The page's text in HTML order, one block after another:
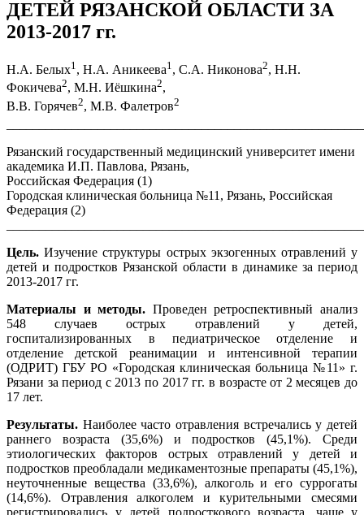
ДЕТЕЙ РЯЗАНСКОЙ ОБЛАСТИ ЗА
2013-2017 гг.
Н.А. Белых1, Н.А. Аникеева1, С.А. Никонова2, Н.Н.
Фокичева2, М.Н. Иёшкина2,
В.В. Горячев2, М.В. Фалетров2
Рязанский государственный медицинский университет имени
академика И.П. Павлова, Рязань,
Российская Федерация (1)
Городская клиническая больница №11, Рязань, Российская
Федерация (2)
Цель.Изучение структуры острых экзогенных отравлений у
детей и подростков Рязанской области в динамике за период
2013-2017 гг.
Материалы и методы. Проведен ретроспективный анализ
548 случаев острых отравлений у детей,
госпитализированных в педиатрическое отделение и
отделение детской реанимации и интенсивной терапии
(ОДРИТ) ГБУ РО «Городская клиническая больница №11» г.
Рязани за период с 2013 по 2017 гг. в возрасте от 2 месяцев до
17 лет.
Результаты. Наиболее часто отравления встречались у детей
раннего возраста (35,6%) и подростков (45,1%). Среди
этиологических факторов острых отравлений у детей и
подростков преобладали медикаментозные препараты (45,1%),
неуточненные вещества (33,6%), алкоголь и его суррогаты
(14,6%). Отравления алкоголем и курительными смесями